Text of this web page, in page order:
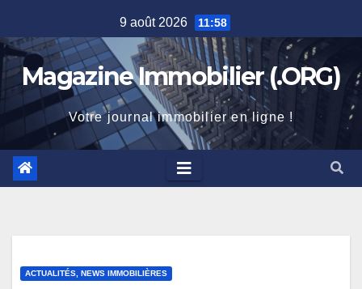
to
content
9 août 2026 11:58
Magazine Immobilier (.ORG)
Votre journal immobilier en ligne !
ACTUALITÉS, NEWS IMMOBILIÈRES